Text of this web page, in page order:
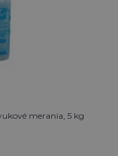
merania, 5 kg